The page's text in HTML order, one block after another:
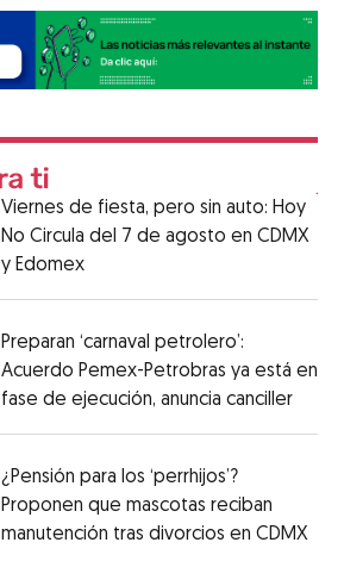
Viernes de fiesta, pero sin auto: Hoy
No Circula del 7 de agosto en CDMX
y Edomex
Preparan ‘carnaval petrolero’:
Acuerdo Pemex-Petrobras ya está en
fase de ejecución, anuncia canciller
¿Pensión para los ‘perrhijos’?
Proponen que mascotas reciban
manutención tras divorcios en CDMX